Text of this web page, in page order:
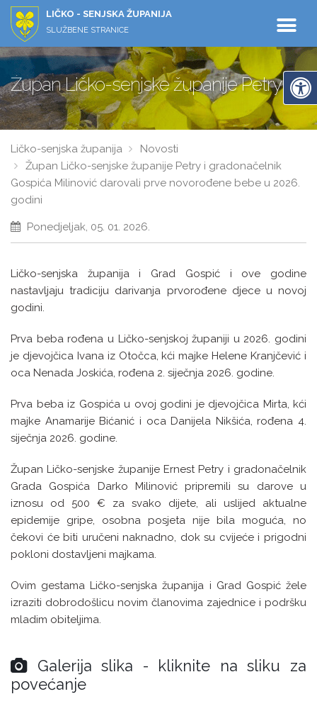
LIČKO - SENJSKA ŽUPANIJA
SLUŽBENE STRANICE
Župan Ličko-senjske županije Petry i
Ličko-senjska županija
Novosti
Župan Ličko-senjske županije Petry i gradonačelnik
Gospića Milinović darovali prve novorođene bebe u 2026.
godini
Ponedjeljak, 05. 01. 2026.
Ličko-senjska županija i Grad Gospić i ove godine
nastavljaju tradiciju darivanja prvorođene djece u novoj
godini.
Prva beba rođena u Ličko-senjskoj županiji u 2026. godini
je djevojčica Ivana iz Otočca, kći majke Helene Kranjčević i
oca Nenada Joskića, rođena 2. siječnja 2026. godine.
Prva beba iz Gospića u ovoj godini je djevojčica Mirta, kći
majke Anamarije Bićanić i oca Danijela Nikšića, rođena 4.
siječnja 2026. godine.
Župan Ličko-senjske županije Ernest Petry i gradonačelnik
Grada Gospića Darko Milinović pripremili su darove u
iznosu od 500 € za svako dijete, ali uslijed aktualne
epidemije gripe, osobna posjeta nije bila moguća, no
čekovi će biti uručeni naknadno, dok su cvijeće i prigodni
pokloni dostavljeni majkama.
Ovim gestama Ličko-senjska županija i Grad Gospić žele
izraziti dobrodošlicu novim članovima zajednice i podršku
mladim obiteljima.
Galerija slika - kliknite na sliku za
povećanje